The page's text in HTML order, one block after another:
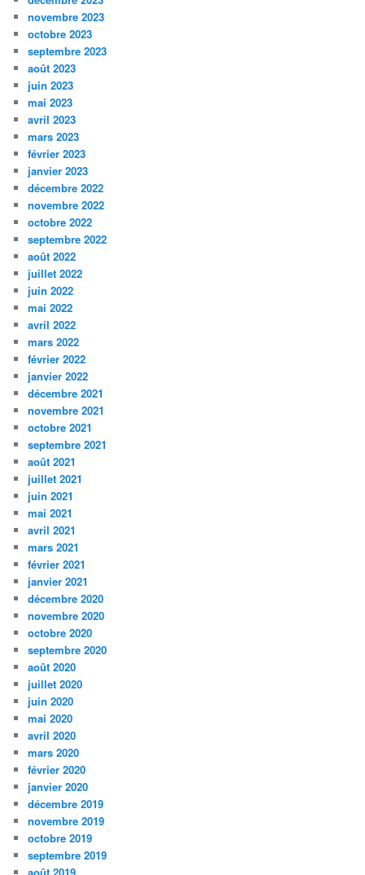
novembre 2023
octobre 2023
septembre 2023
août 2023
juin 2023
mai 2023
avril 2023
mars 2023
février 2023
janvier 2023
décembre 2022
novembre 2022
octobre 2022
septembre 2022
août 2022
juillet 2022
juin 2022
mai 2022
avril 2022
mars 2022
février 2022
janvier 2022
décembre 2021
novembre 2021
octobre 2021
septembre 2021
août 2021
juillet 2021
juin 2021
mai 2021
avril 2021
mars 2021
février 2021
janvier 2021
décembre 2020
novembre 2020
octobre 2020
septembre 2020
août 2020
juillet 2020
juin 2020
mai 2020
avril 2020
mars 2020
février 2020
janvier 2020
décembre 2019
novembre 2019
octobre 2019
septembre 2019